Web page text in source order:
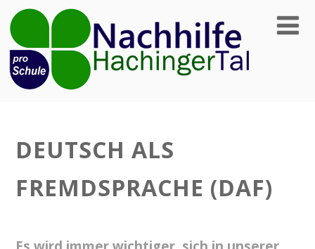
DEUTSCH ALS
FREMDSPRACHE (DAF)